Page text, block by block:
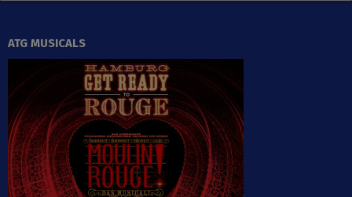
ATG MUSICALS